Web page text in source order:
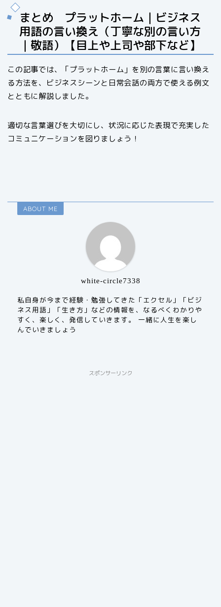
まとめ プラットホーム｜ビジネス
用語の言い換え（丁寧な別の言い方
｜敬語）【目上や上司や部下など】
この記事では、「プラットホーム」を別の言葉に言い換え
る方法を、ビジネスシーンと日常会話の両方で使える例文
とともに解説しました。
適切な言葉選びを大切にし、状況に応じた表現で充実した
コミュニケーションを図りましょう！
ABOUT ME
white-circle7338
私自身が今まで経験・勉強してきた「エクセル」「ビジ
ネス用語」「生き方」などの情報を、なるべくわかりや
すく、楽しく、発信していきます。 一緒に人生を楽し
んでいきましょう
スポンサーリンク